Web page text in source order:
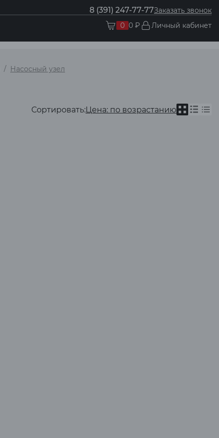
8 (391) 247-77-77Заказать звонок
0 0 ₽ Личный кабинет
Насосный узел
Сортировать:Цена: по возрастанию